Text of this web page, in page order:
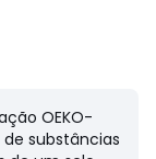
OEKO-
de substâncias